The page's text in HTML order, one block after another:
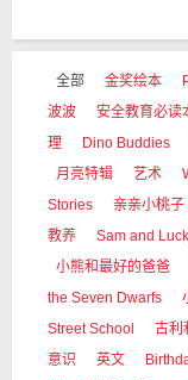
全部 金奖绘本
波波
安全教育必读
理
Dino Buddies
月亮特辑
艺术
Stories
亲亲小桃子
教养
Sam and
小熊和最好的爸爸
the Seven Dwarfs
Street School
古利
意识
英文